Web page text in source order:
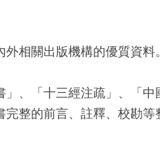
相關出版機構的優質資
、「十三經注疏」、「
整的前言、註釋、校勘